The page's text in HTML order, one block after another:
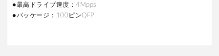
●最高ドライブ速度：4Mpps
●パッケージ：100ピンQFP